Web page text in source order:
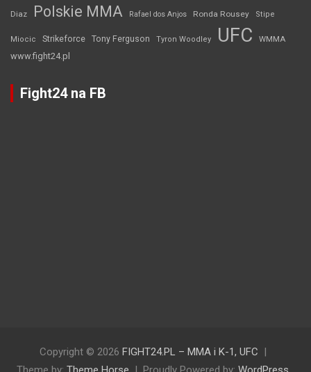
Diaz Polskie MMA Rafael dos Anjos Ronda Rousey Stipe
Miocic Strikeforce Tony Ferguson Tyron Woodley UFC WMMA
www.fight24.pl
Fight24 na FB
Copyright © 2026 FIGHT24.PL – MMA i K-1, UFC